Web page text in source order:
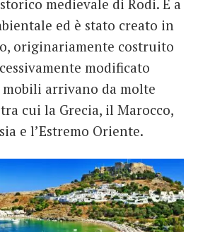
medievale di Rodi. É a
ed è stato creato in
originariamente costruito
modificato
arrivano da molte
cui la Grecia, il Marocco,
e l’Estremo Oriente.